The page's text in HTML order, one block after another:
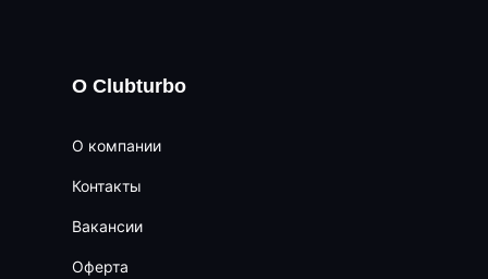
О Clubturbo
О компании
Контакты
Вакансии
Оферта